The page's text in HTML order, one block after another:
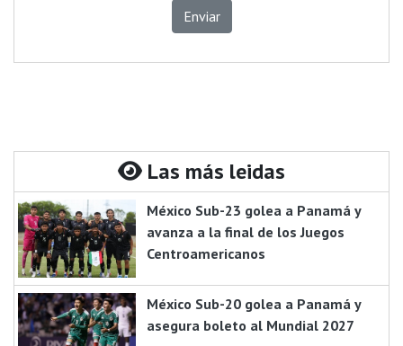
Enviar
Las más leidas
México Sub-23 golea a Panamá y
avanza a la final de los Juegos
Centroamericanos
México Sub-20 golea a Panamá y
asegura boleto al Mundial 2027